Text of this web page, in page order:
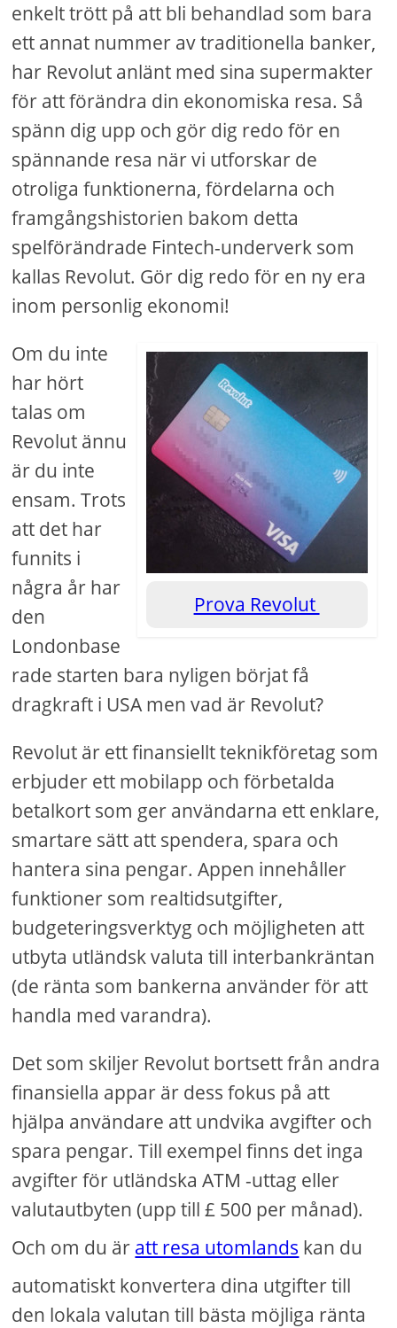
enkelt trött på att bli behandlad som bara
ett annat nummer av traditionella banker,
har Revolut anlänt med sina supermakter
för att förändra din ekonomiska resa. Så
spänn dig upp och gör dig redo för en
spännande resa när vi utforskar de
otroliga funktionerna, fördelarna och
framgångshistorien bakom detta
spelförändrade Fintech-underverk som
kallas Revolut. Gör dig redo för en ny era
inom personlig ekonomi!
Prova Revolut
Om du inte
har hört
talas om
Revolut ännu
är du inte
ensam. Trots
att det har
funnits i
några år har
den
Londonbase
rade starten bara nyligen börjat få
dragkraft i USA men vad är Revolut?
Revolut är ett finansiellt teknikföretag som
erbjuder ett mobilapp och förbetalda
betalkort som ger användarna ett enklare,
smartare sätt att spendera, spara och
hantera sina pengar. Appen innehåller
funktioner som realtidsutgifter,
budgeteringsverktyg och möjligheten att
utbyta utländsk valuta till interbankräntan
(de ränta som bankerna använder för att
handla med varandra).
Det som skiljer Revolut bortsett från andra
finansiella appar är dess fokus på att
hjälpa användare att undvika avgifter och
spara pengar. Till exempel finns det inga
avgifter för utländska ATM -uttag eller
valutautbyten (upp till £ 500 per månad).
Och om du är att resa utomlands kan du
automatiskt konvertera dina utgifter till
den lokala valutan till bästa möjliga ränta